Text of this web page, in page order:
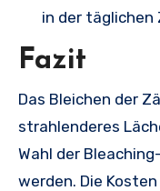
in der täglichen
Fazit
Das Bleichen der
strahlenderes
Wahl der
werden. Die